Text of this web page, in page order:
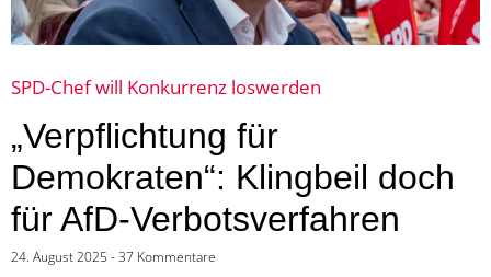
SPD-Chef will Konkurrenz loswerden
„Verpflichtung für
Demokraten“: Klingbeil doch
für AfD-Verbotsverfahren
24. August 2025 37 Kommentare